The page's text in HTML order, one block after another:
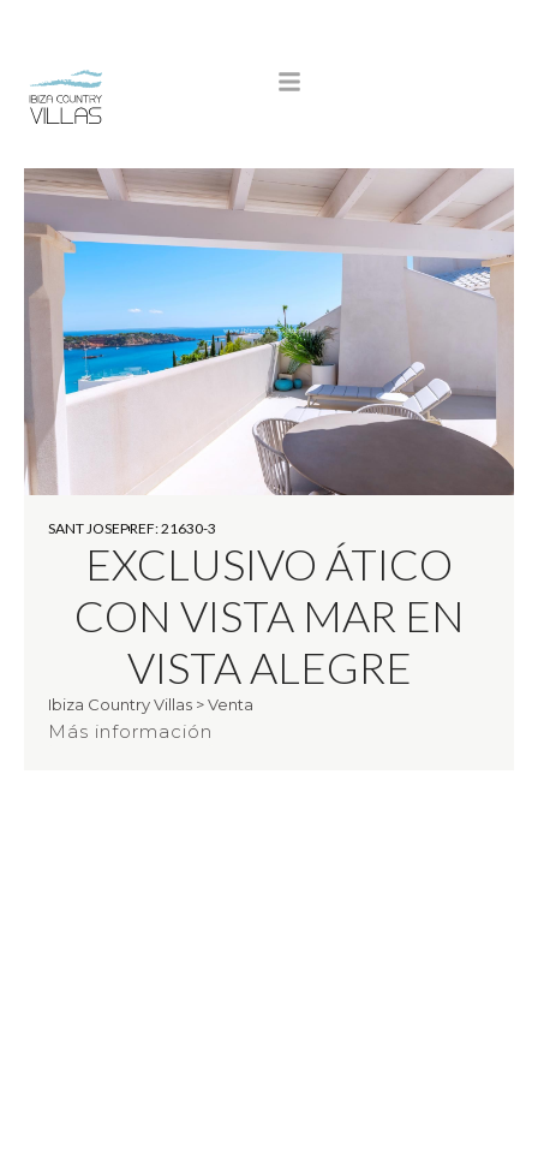
SANT JOSEPREF: 21630-3
EXCLUSIVO ÁTICO
CON VISTA MAR EN
VISTA ALEGRE
Ibiza Country Villas >Venta
Más información